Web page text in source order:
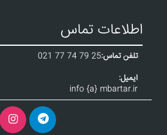
اطلاعات تماس
تلفن تماس:021 77 74 79 25
ایمیل:
info {a} mbartar.ir